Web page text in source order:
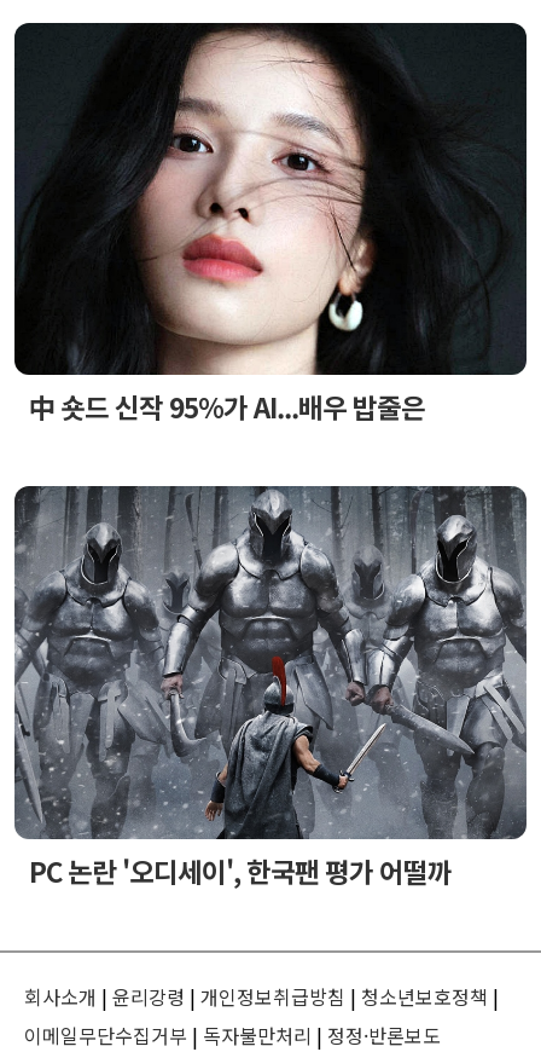
中 숏드 신작 95%가 AI...배우 밥줄은
PC 논란 '오디세이', 한국팬 평가 어떨까
회사소개 | 윤리강령 | 개인정보취급방침 | 청소년보호정책 |
이메일무단수집거부 | 독자불만처리 | 정정·반론보도